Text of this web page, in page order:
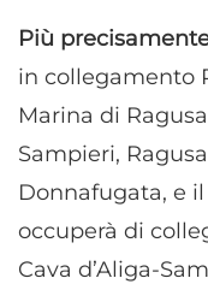
Più
in collegamento
Marina di
Sampieri,
Donnafugata, e il
occuperà di
Cava d’Aliga-